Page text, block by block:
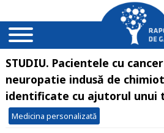
STUDIU. Pacientele cu
neuropatie indusă de
identificate cu ajutorul unui
Medicina personalizată